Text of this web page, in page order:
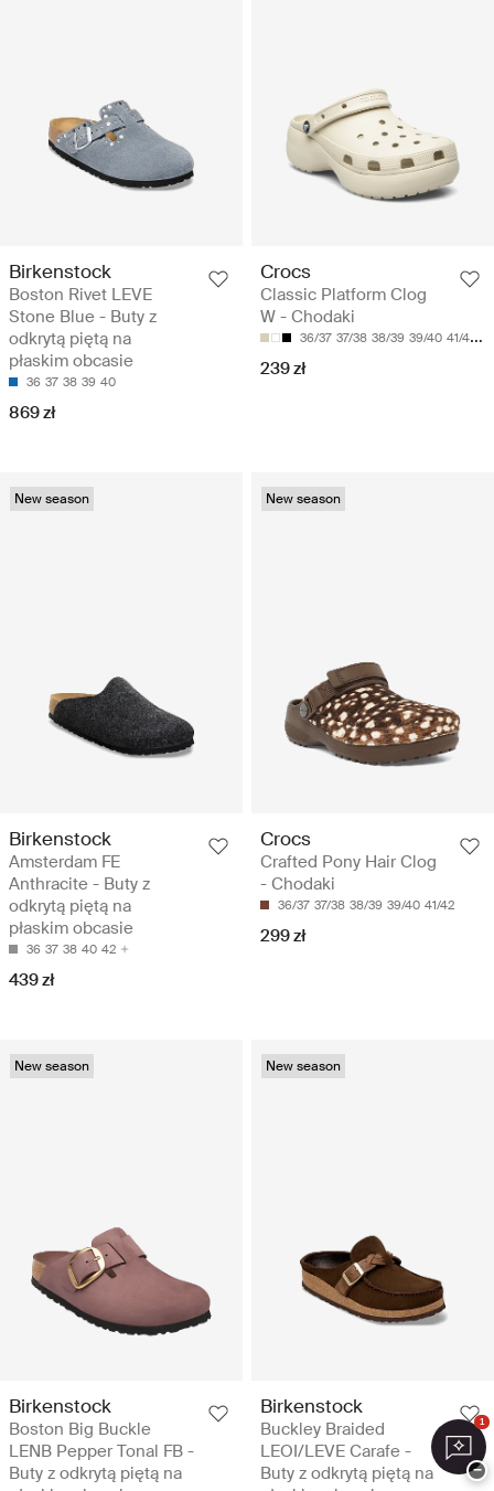
Birkenstock
Boston Rivet LEVE
Stone Blue - Buty z
odkrytą piętą na
płaskim obcasie
36 37 38 39 40
869 zł
Crocs
Classic Platform Clog
W - Chodaki
36/37 37/38 38/39 39/40 41/42
239 zł
New season
Birkenstock
Amsterdam FE
Anthracite - Buty z
odkrytą piętą na
płaskim obcasie
36 37 38 40 42
439 zł
New season
Crocs
Crafted Pony Hair Clog
- Chodaki
36/37 37/38 38/39 39/40 41/42
299 zł
New season
Birkenstock
Boston Big Buckle
LENB Pepper Tonal FB -
Buty z odkrytą piętą na
New season
Birkenstock
Buckley Braided
LEOI/LEVE Carafe -
Buty z odkrytą piętą na
1
−